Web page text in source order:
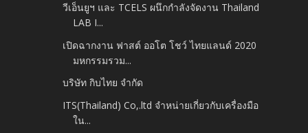
วีเอ็นยูฯ และ TCELS ผนึกกำลังจัดงาน Thailand
LAB I...
เปิดฉากงาน ฟาสต์ ออโต โชว์ ไทยแลนด์ 2020
มหกรรมรวม...
บริษัท กิบไทย จำกัด
ITS(Thailand) Co,.ltd จำหน่ายเกี่ยวกับเครื่องมือ
ใน...